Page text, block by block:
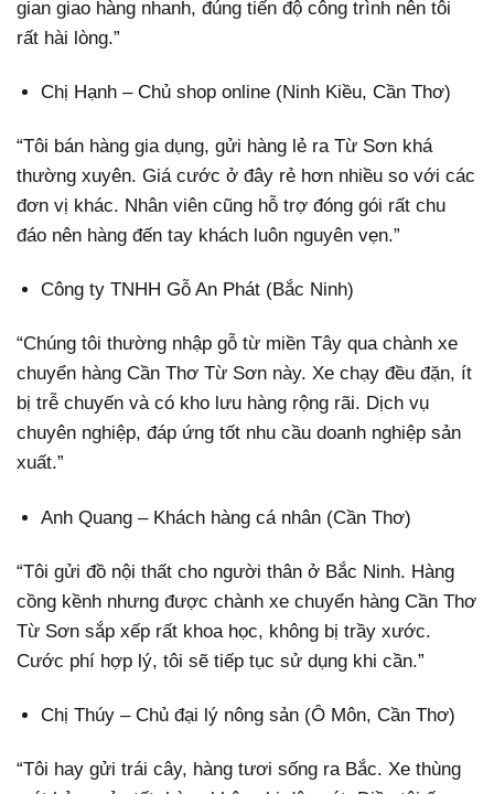
gian giao hàng nhanh, đúng tiến độ công trình nên tôi
rất hài lòng.”
Chị Hạnh – Chủ shop online (Ninh Kiều, Cần Thơ)
“Tôi bán hàng gia dụng, gửi hàng lẻ ra Từ Sơn khá
thường xuyên. Giá cước ở đây rẻ hơn nhiều so với các
đơn vị khác. Nhân viên cũng hỗ trợ đóng gói rất chu
đáo nên hàng đến tay khách luôn nguyên vẹn.”
Công ty TNHH Gỗ An Phát (Bắc Ninh)
“Chúng tôi thường nhập gỗ từ miền Tây qua chành xe
chuyển hàng Cần Thơ Từ Sơn này. Xe chạy đều đặn, ít
bị trễ chuyến và có kho lưu hàng rộng rãi. Dịch vụ
chuyên nghiệp, đáp ứng tốt nhu cầu doanh nghiệp sản
xuất.”
Anh Quang – Khách hàng cá nhân (Cần Thơ)
“Tôi gửi đồ nội thất cho người thân ở Bắc Ninh. Hàng
cồng kềnh nhưng được chành xe chuyển hàng Cần Thơ
Từ Sơn sắp xếp rất khoa học, không bị trầy xước.
Cước phí hợp lý, tôi sẽ tiếp tục sử dụng khi cần.”
Chị Thúy – Chủ đại lý nông sản (Ô Môn, Cần Thơ)
“Tôi hay gửi trái cây, hàng tươi sống ra Bắc. Xe thùng